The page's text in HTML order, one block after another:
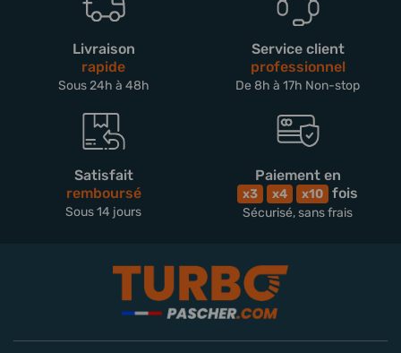
Livraison
rapide
Sous 24h à 48h
Service client
professionnel
De 8h à 17h Non-stop
Satisfait
remboursé
Sous 14 jours
Paiement en
x3 x4 x10 fois
Sécurisé, sans frais